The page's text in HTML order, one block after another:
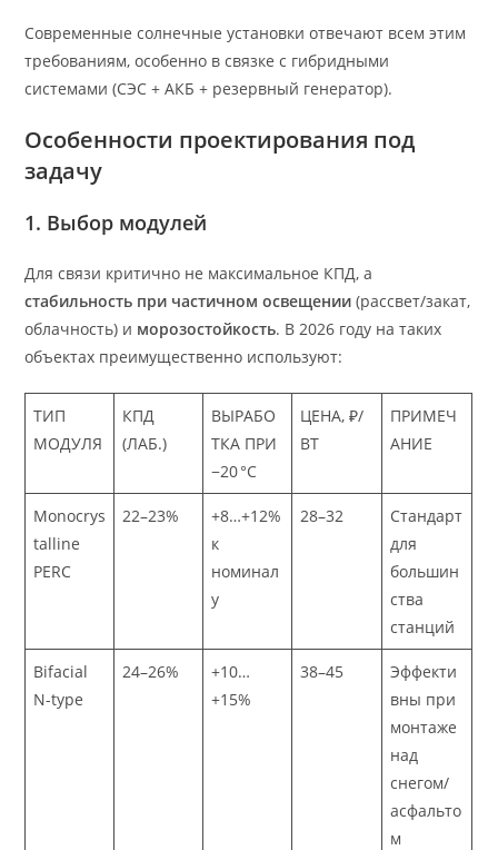
Современные солнечные установки отвечают всем этим
требованиям, особенно в связке с гибридными
системами (СЭС + АКБ + резервный генератор).
Особенности проектирования под
задачу
1. Выбор модулей
Для связи критично не максимальное КПД, а
стабильность при частичном освещении (рассвет/закат,
облачность) и морозостойкость. В 2026 году на таких
объектах преимущественно используют:
ТИП
МОДУЛЯ
КПД
(ЛАБ.)
ВЫРАБО
ТКА ПРИ
−20 °C
ЦЕНА, ₽/
ВТ
ПРИМЕЧ
АНИЕ
Monocrys
talline
PERC
22–23%
+8…+12%
к
номинал
у
28–32
Стандарт
для
большин
ства
станций
Bifacial
N-type
24–26%
+10…
+15%
38–45
Эффекти
вны при
монтаже
над
снегом/
асфальто
м